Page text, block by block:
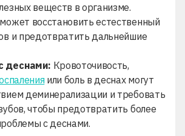
веществ в организме.
восстановить естественный
и предотвратить дальнейшие
деснами: Кровоточивость,
или боль в деснах могут
деминерализации и требовать
чтобы предотвратить более
с деснами.